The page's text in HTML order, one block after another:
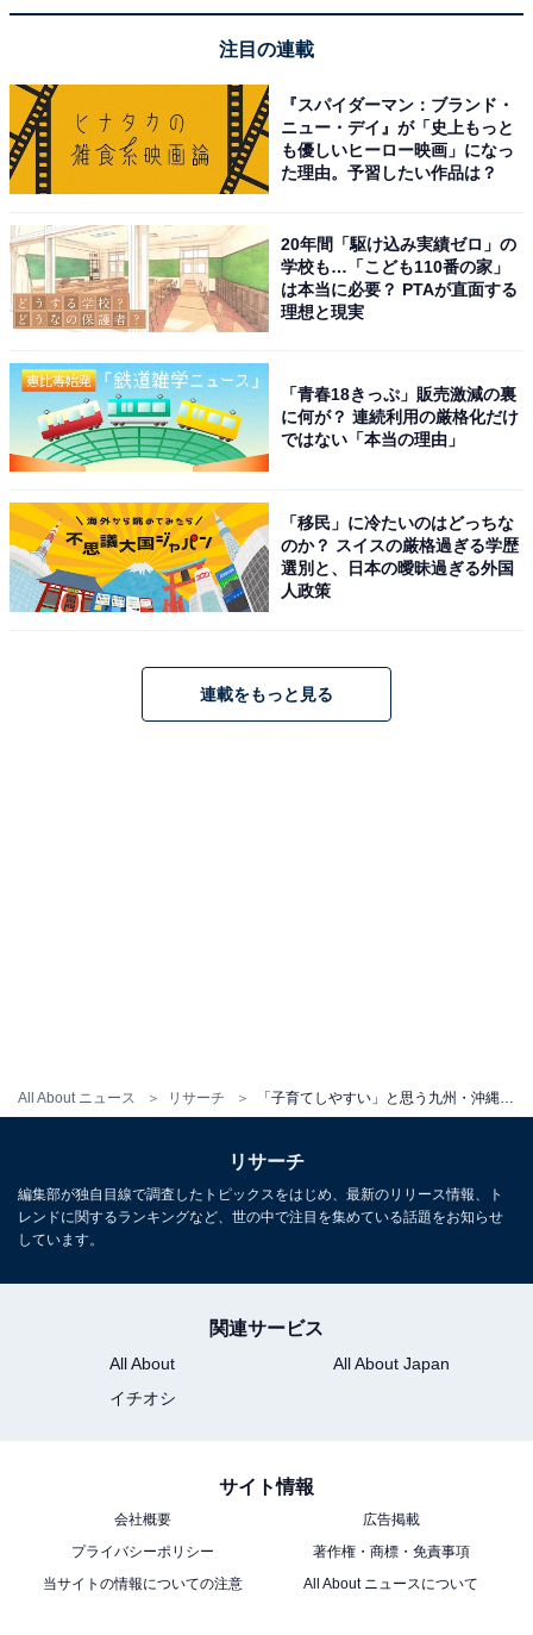
All About ニュース リサーチ
「子育てしやすい」と思う四国地方の都道府県
1 2
注目の連載
『スパイダーマン：ブランド・
ニュー・デイ』が「史上もっと
も優しいヒーロー映画」になっ
た理由。予習したい作品は？
20年間「駆け込み実績ゼロ」の
学校も…「こども110番の家」
は本当に必要？ PTAが直面する
理想と現実
「青春18きっぷ」販売激減の裏
に何が？ 連続利用の厳格化だけ
ではない「本当の理由」
「移民」に冷たいのはどっちな
のか？ スイスの厳格過ぎる学歴
選別と、日本の曖昧過ぎる外国
人政策
連載をもっと見る
リサーチ
編集部が独自目線で調査したトピックスをはじめ、最新のリリース情報、ト
レンドに関するランキングなど、世の中で注目を集めている話題をお知らせ
しています。
関連サービス
All About
All About Japan
イチオシ
サイト情報
会社概要
広告掲載
プライバシーポリシー
著作権・商標・免責事項
当サイトの情報についての注意
All About ニュースについて